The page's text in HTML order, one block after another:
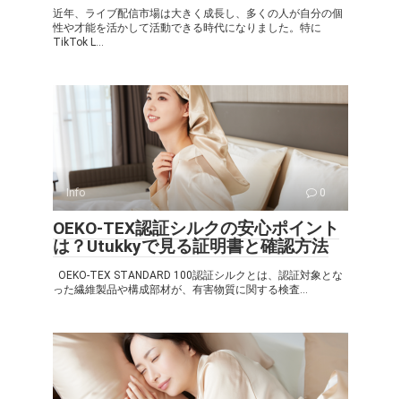
近年、ライブ配信市場は大きく成長し、多くの人が自分の個
性や才能を活かして活動できる時代になりました。特に
TikTok L...
Info 0
OEKO-TEX認証シルクの安心ポイント
は？Utukkyで見る証明書と確認方法
OEKO-TEX STANDARD 100認証シルクとは、認証対象とな
った繊維製品や構成部材が、有害物質に関する検査...